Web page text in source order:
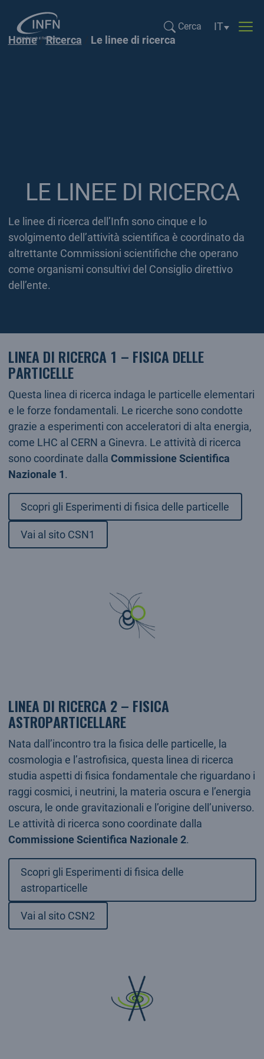
Cerca
Selezione
IT
Home
Ricerca Le linee di ricerca
LE LINEE DI RICERCA
Le linee di ricerca dell’Infn sono cinque e lo
svolgimento dell’attività scientifica è coordinato da
altrettante Commissioni scientifiche che operano
come organismi consultivi del Consiglio direttivo
dell’ente.
LINEA DI RICERCA 1 – FISICA DELLE
PARTICELLE
Questa linea di ricerca indaga le particelle elementari
e le forze fondamentali. Le ricerche sono condotte
grazie a esperimenti con acceleratori di alta energia,
come LHC al CERN a Ginevra. Le attività di ricerca
sono coordinate dalla Commissione Scientifica
Nazionale 1.
Scopri gli Esperimenti di fisica delle particelle
Vai al sito CSN1
LINEA DI RICERCA 2 – FISICA
ASTROPARTICELLARE
Nata dall’incontro tra la fisica delle particelle, la
cosmologia e l’astrofisica, questa linea di ricerca
studia aspetti di fisica fondamentale che riguardano i
raggi cosmici, i neutrini, la materia oscura e l’energia
oscura, le onde gravitazionali e l’origine dell’universo.
Le attività di ricerca sono coordinate dalla
Commissione Scientifica Nazionale 2.
Scopri gli Esperimenti di fisica delle
astroparticelle
Vai al sito CSN2